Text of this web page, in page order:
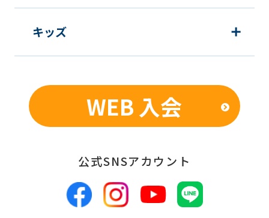
キッズ
WEB 入会
公式SNSアカウント